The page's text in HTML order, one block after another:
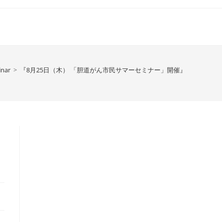
> 『8月25日（木） 「胆道がん市民サマーセミナー」開催』